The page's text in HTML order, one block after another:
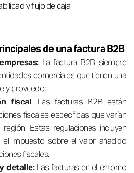
y flujo de caja.
de una factura B2B
La factura B2B siempre
comerciales que tienen una
y proveedor.
fiscal: Las facturas B2B están
fiscales específicas que varían
Estas regulaciones incluyen
impuesto sobre el valor añadido
fiscales.
detalle:Las facturas en el entorno